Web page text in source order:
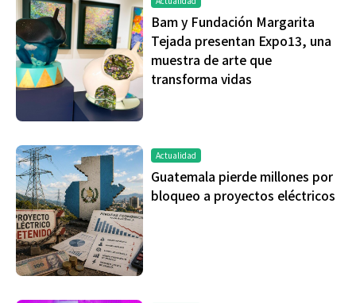
Bam y Fundación Margarita
Tejada presentan Expo13, una
muestra de arte que
transforma vidas
Actualidad
Guatemala pierde millones por
bloqueo a proyectos eléctricos